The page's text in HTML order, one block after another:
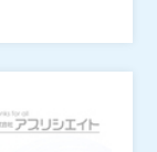
業務が楽にな
る「0秒勤怠